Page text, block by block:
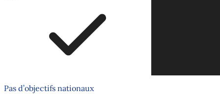
Pas d’objectifs nationaux